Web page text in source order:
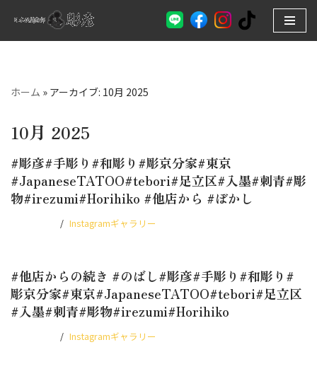
コ
ン
へ
キ
ッ
プ
ホーム » アーカイブ: 10月 2025
10月 2025
#彫彦#手彫り#和彫り#彫京分家#東京
#JapaneseTATOO#tebori#足立区#入墨#刺青#彫
物#irezumi#Horihiko #他店から #ぼかし
Instagramギャラリー
#他店からの続き #のばし#彫彦#手彫り#和彫り#
彫京分家#東京#JapaneseTATOO#tebori#足立区
#入墨#刺青#彫物#irezumi#Horihiko
Instagramギャラリー